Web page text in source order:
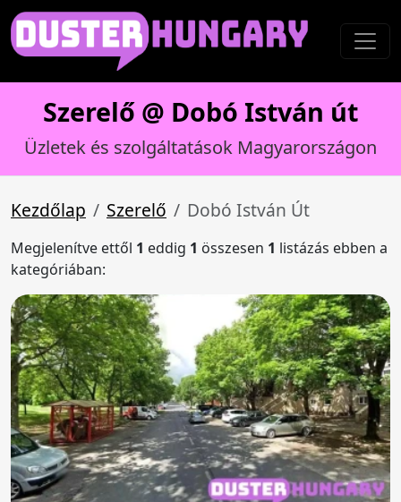
Szerelő @ Dobó István út
Üzletek és szolgáltatások Magyarországon
Kezdőlap Szerelő Dobó István Út
Megjelenítve ettől 1 eddig 1 összesen 1 listázás ebben a
kategóriában: